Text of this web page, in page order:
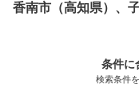
香南市（高知県）、
条件に
検索条件